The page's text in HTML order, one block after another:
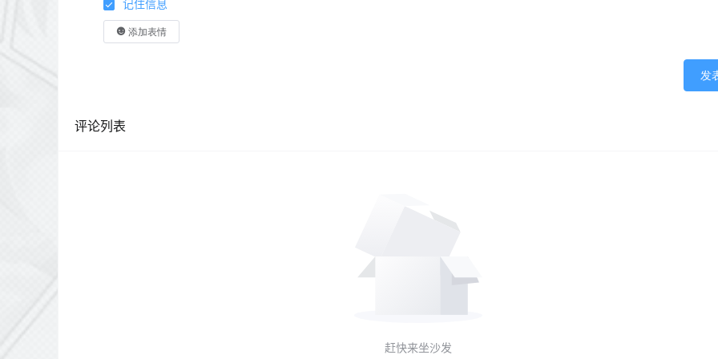
记住信息
添加表情
发
评论列表
赶快来坐沙发